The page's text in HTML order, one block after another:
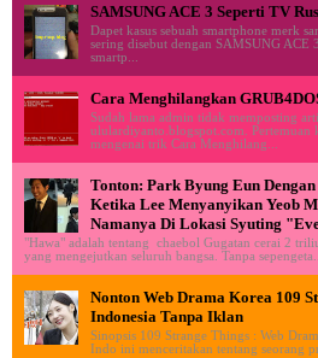
SAMSUNG ACE 3 Seperti TV
Dapet kasus sebuah smartphone merk
sering disebut dengan SAMSUNG ACE
smartp...
Cara Menghilangkan
Sudah lama admin tidak memposting
ululardiyanto.blogspot.com. Pertemuan
mengenai trik Cara Menghilang...
Tonton: Park Byung Eun
Ketika Lee Menyanyikan Yeob
Namanya Di Lokasi Syuting
"Hawa" adalah tentang chaebol Gugatan cerai 2
yang mengejutkan seluruh bangsa. Tanpa sepengeta...
Nonton Web Drama Korea 109
Indonesia Tanpa Iklan
Sinopsis 109 Strange Things : Web
Indo ini menceritakan tentang seorang